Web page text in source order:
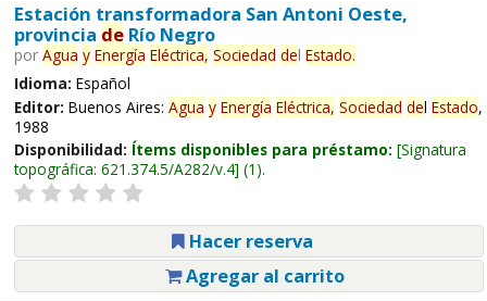
Estación transformadora San Antoni Oeste,
provincia deRío Negro
por Agua y Energía Eléctrica, Sociedad del Estado.
Idioma: Español
Editor: Buenos Aires: Agua y Energía Eléctrica, Sociedad del Estado,
1988
Disponibilidad: Ítems disponibles para préstamo: Signatura
topográfica: 621.374.5/A282/v.4 (1).
Hacer reserva
Agregar al carrito